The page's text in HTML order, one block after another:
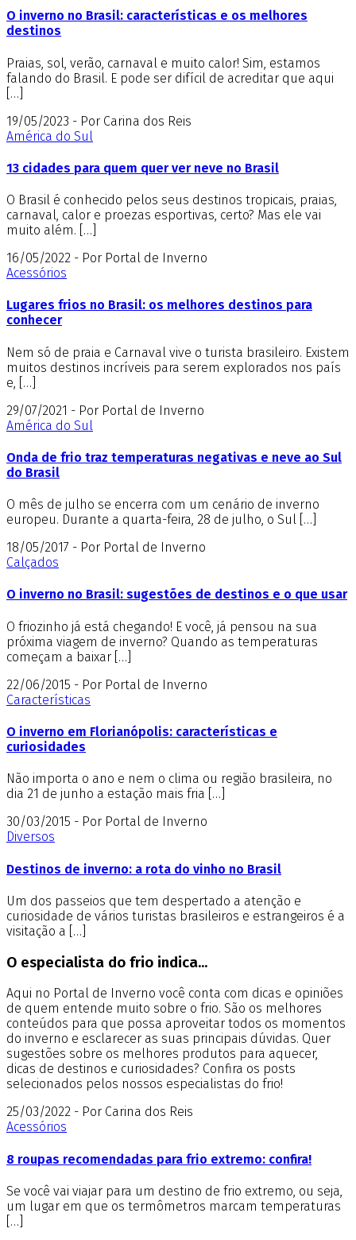
O inverno no Brasil: características e os melhores
destinos
Praias, sol, verão, carnaval e muito calor! Sim, estamos
falando do Brasil. E pode ser difícil de acreditar que aqui
[…]
19/05/2023 - Por Carina dos Reis
América do Sul
13 cidades para quem quer ver neve no Brasil
O Brasil é conhecido pelos seus destinos tropicais, praias,
carnaval, calor e proezas esportivas, certo? Mas ele vai
muito além. […]
16/05/2022 - Por Portal de Inverno
Acessórios
Lugares frios no Brasil: os melhores destinos para
conhecer
Nem só de praia e Carnaval vive o turista brasileiro. Existem
muitos destinos incríveis para serem explorados nos país
e, […]
29/07/2021 - Por Portal de Inverno
América do Sul
Onda de frio traz temperaturas negativas e neve ao Sul
do Brasil
O mês de julho se encerra com um cenário de inverno
europeu. Durante a quarta-feira, 28 de julho, o Sul […]
18/05/2017 - Por Portal de Inverno
Calçados
O inverno no Brasil: sugestões de destinos e o que usar
O friozinho já está chegando! E você, já pensou na sua
próxima viagem de inverno? Quando as temperaturas
começam a baixar […]
22/06/2015 - Por Portal de Inverno
Características
O inverno em Florianópolis: características e
curiosidades
Não importa o ano e nem o clima ou região brasileira, no
dia 21 de junho a estação mais fria […]
30/03/2015 - Por Portal de Inverno
Diversos
Destinos de inverno: a rota do vinho no Brasil
Um dos passeios que tem despertado a atenção e
curiosidade de vários turistas brasileiros e estrangeiros é a
visitação a […]
O especialista do frio indica...
Aqui no Portal de Inverno você conta com dicas e opiniões
de quem entende muito sobre o frio. São os melhores
conteúdos para que possa aproveitar todos os momentos
do inverno e esclarecer as suas principais dúvidas. Quer
sugestões sobre os melhores produtos para aquecer,
dicas de destinos e curiosidades? Confira os posts
selecionados pelos nossos especialistas do frio!
25/03/2022 - Por Carina dos Reis
Acessórios
8 roupas recomendadas para frio extremo: confira!
Se você vai viajar para um destino de frio extremo, ou seja,
um lugar em que os termômetros marcam temperaturas
[…]